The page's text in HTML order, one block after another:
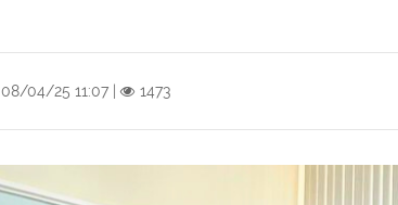
08/04/25 11:07 | 1473